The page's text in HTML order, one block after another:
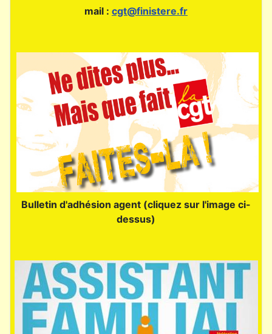
mail : cgt@finistere.fr
Bulletin d'adhésion agent (cliquez sur l'image ci-
dessus)